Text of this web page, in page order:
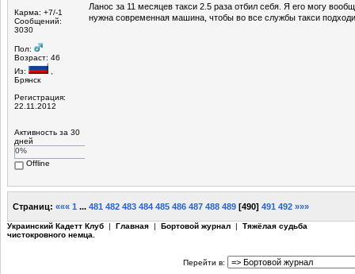
Карма: +7/-1
Сообщений:
3030
Пол:
Возраст: 46
Из:
Брянск
Регистрация:
22.11.2012
Активность за 30
дней
0%
Offline
Ланос за 11 месяцев такси 2.5 раза отбил себя. Я его могу
нужна современная машина, чтобы во все службы такси
Страниц: ««« 1 ... 481 482 483 484 485 486 487 488 489 [490] 491 492 »»»
Украинский Кадетт Клуб | Главная | Бортовой журнал | Тяжёлая судьба
чистокровного немца.
Перейти в: